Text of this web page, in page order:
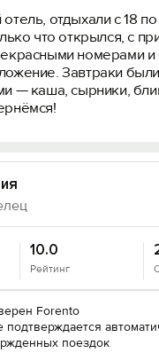
отдыхали с 18
что открылся, с
номерами и
Завтраки
— каша, сырники,
10.0
Рейтинг
Forento
подтверждается
поездок